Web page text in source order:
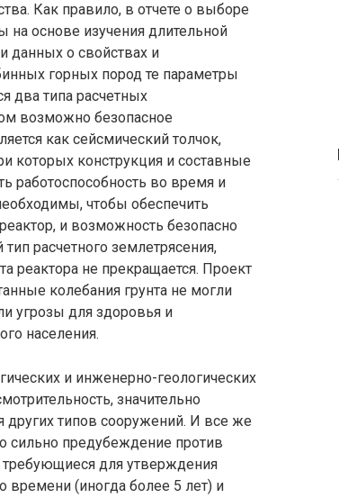
Как правило, в отчете о выборе
основе изучения длительной
данных о свойствах и
горных пород те параметры
два типа расчетных
возможно безопасное
как сейсмический толчок,
которых конструкция и со­ставные
ра­ботоспособность во время и
чтобы обеспечить
и возможность безопасно
расчетного землетрясения,
реактора не прекращается. Проект
колебания грун­та не могли
угрозы для здоровья и
населения.
и инженерно-геологических
значительно
типов сооружений. И все же
сильно предубеждение против
требующиеся для утверждения
времени (иногда более 5 лет) и